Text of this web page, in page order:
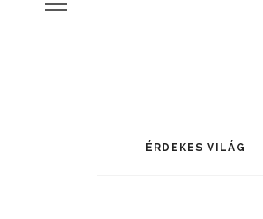
ÉRDEKES VILÁG